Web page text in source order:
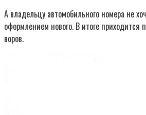
А владельцу автомобильного номера не
оформлением нового. В итоге приходится
воров.